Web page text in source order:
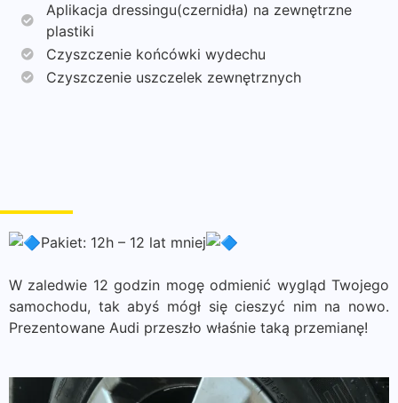
Aplikacja dressingu(czernidła) na zewnętrzne
plastiki
Czyszczenie końcówki wydechu
Czyszczenie uszczelek zewnętrznych
Pakiet: 12h – 12 lat mniej
W zaledwie 12 godzin mogę odmienić wygląd Twojego
samochodu, tak abyś mógł się cieszyć nim na nowo.
Prezentowane Audi przeszło właśnie taką przemianę!